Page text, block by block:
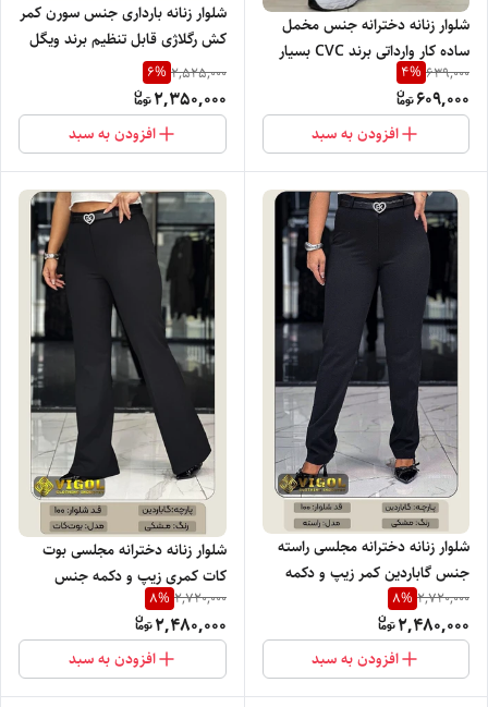
شلوار زنانه دخترانه جنس مخمل
ساده کار وارداتی برند CVC بسیار
نرم گرم و راحت
639,000
4%
609,000
افزودن به سبد
شلوار زنانه بارداری جنس سورن کمر
کش رگلاژی قابل تنظیم برند ویگل
با تنخور بسیار نرم راحت و شیک
2,525,000
6%
2,350,000
افزودن به سبد
شلوار زنانه دخترانه مجلسی راسته
جنس گاباردین کمر زیپ و دکمه
برند ویگل با تنخور فوق العاده
شیک
2,720,000
8%
2,480,000
افزودن به سبد
شلوار زنانه دخترانه مجلسی بوت
کات کمری زیپ و دکمه جنس
گاباردین برند ویگل با ضمانت و
تنخور فوق العاده شیک
2,720,000
8%
2,480,000
افزودن به سبد